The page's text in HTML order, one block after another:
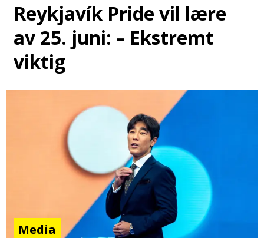
Reykjavík Pride vil lære
av 25. juni: – Ekstremt
viktig
Media